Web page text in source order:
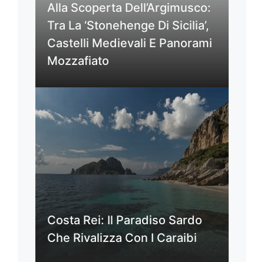
Alla Scoperta Dell’Argimusco:
Tra La ‘Stonehenge Di Sicilia’,
Castelli Medievali E Panorami
Mozzafiato
Costa Rei: Il Paradiso Sardo
Che Rivalizza Con I Caraibi